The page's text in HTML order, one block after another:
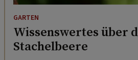
GARTEN
Wissenswertes über
Stachelbeere